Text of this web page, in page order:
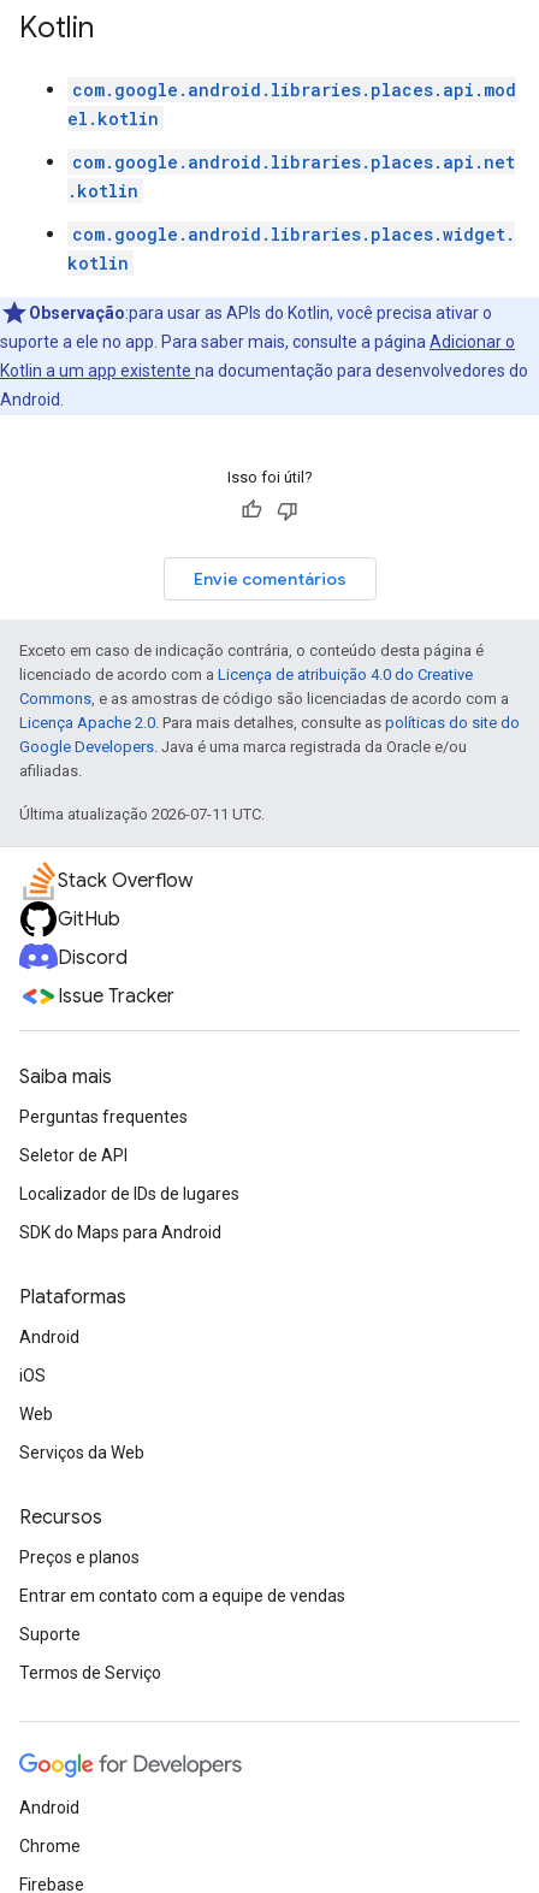
Kotlin
com.google.android.libraries.places.api.mod
el.kotlin
com.google.android.libraries.places.api.net
.kotlin
com.google.android.libraries.places.widget.
kotlin
Observação:para usar as APIs do Kotlin, você precisa ativar o
suporte a ele no app. Para saber mais, consulte a página Adicionar o
Kotlin a um app existente na documentação para desenvolvedores do
Android.
Isso foi útil?
Envie comentários
Exceto em caso de indicação contrária, o conteúdo desta página é
licenciado de acordo com a Licença de atribuição 4.0 do Creative
Commons, e as amostras de código são licenciadas de acordo com a
Licença Apache 2.0. Para mais detalhes, consulte as políticas do site do
Google Developers. Java é uma marca registrada da Oracle e/ou
afiliadas.
Última atualização 2026-07-11 UTC.
Stack Overflow
GitHub
Discord
Issue Tracker
Saiba mais
Perguntas frequentes
Seletor de API
Localizador de IDs de lugares
SDK do Maps para Android
Plataformas
Android
iOS
Web
Serviços da Web
Recursos
Preços e planos
Entrar em contato com a equipe de vendas
Suporte
Termos de Serviço
Android
Chrome
Firebase